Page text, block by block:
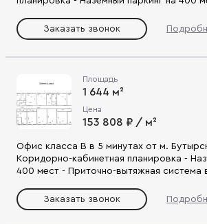
кондиционирования, пропускная система
доступа, видеонаблюдение - Удобный
Заказать звонок
Площадь
1 644 м²
Цена
153 808 ₽ / м²
Офис класса В в 5 минутах от м. Бутырская. - С
Коридорно-кабинетная планировка -
400 мест - Приточно-вытяжная система
контроля доступа, видеонаблюдение -
ул. Бутырская, Дмитровское ш., ТТК.
Заказать звонок